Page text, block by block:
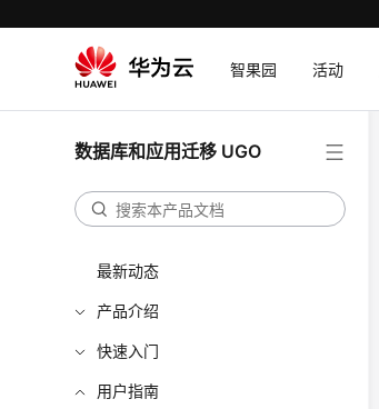
智果园 活动
数据库和应用迁移 UGO
最新动态
产品介绍
快速入门
用户指南